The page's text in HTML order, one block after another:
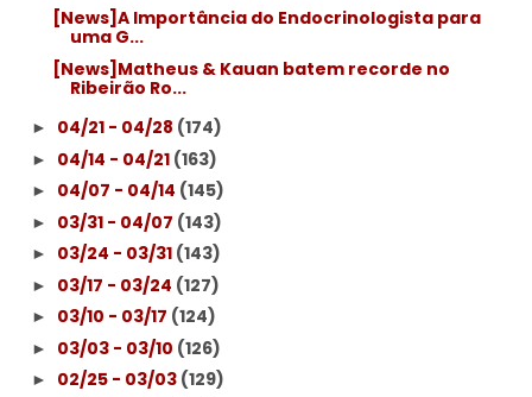
[News]A Importância do Endocrinologista para
uma G...
[News]Matheus & Kauan batem recorde no
Ribeirão Ro...
► 04/21 - 04/28 (174)
► 04/14 - 04/21 (163)
► 04/07 - 04/14 (145)
► 03/31 - 04/07 (143)
► 03/24 - 03/31 (143)
► 03/17 - 03/24 (127)
► 03/10 - 03/17 (124)
► 03/03 - 03/10 (126)
► 02/25 - 03/03 (129)